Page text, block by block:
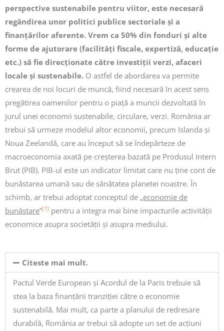
perspective sustenabile pentru viitor, este necesară
regândirea unor politici publice sectoriale și a
finanțărilor aferente. Vrem ca 50% din fonduri și alte
forme de ajutorare (facilități fiscale, expertiză, educație
etc.) să fie direcționate către investiții verzi, afaceri
locale și sustenabile. O astfel de abordarea va permite
crearea de noi locuri de muncă, fiind necesară în acest sens
pregătirea oamenilor pentru o piață a muncii dezvoltată în
jurul unei economii sustenabile, circulare, verzi. România ar
trebui să urmeze modelul altor economii, precum Islanda și
Noua Zeelandă, care au început să se îndepărteze de
macroeconomia axată pe creșterea bazată pe Produsul Intern
Brut (PIB). PIB-ul este un indicator limitat care nu ține cont de
bunăstarea umană sau de sănătatea planetei noastre. În
schimb, ar trebui adoptat conceptul de „economie de
bunăstare”[1] pentru a integra mai bine impacturile activității
economice asupra societății și asupra mediului.
Citeste mai mult.
Pactul Verde European și Acordul de la Paris trebuie să
stea la baza finanțării tranziției către o economie
sustenabilă. Mai mult, ca parte a planului de redresare
durabilă, România ar trebui să adopte un set de acțiuni